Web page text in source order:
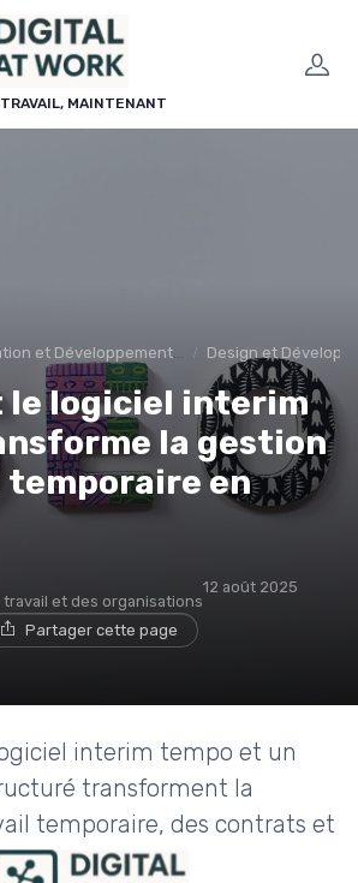
MAINTENANT
et Développement de Sites Web Design et
le logiciel interim
la gestion
en
et des organisations
12 août 2025
Partager cette page
interim tempo et un
transforment la
temporaire, des contrats et
d’intérim.
des cookies